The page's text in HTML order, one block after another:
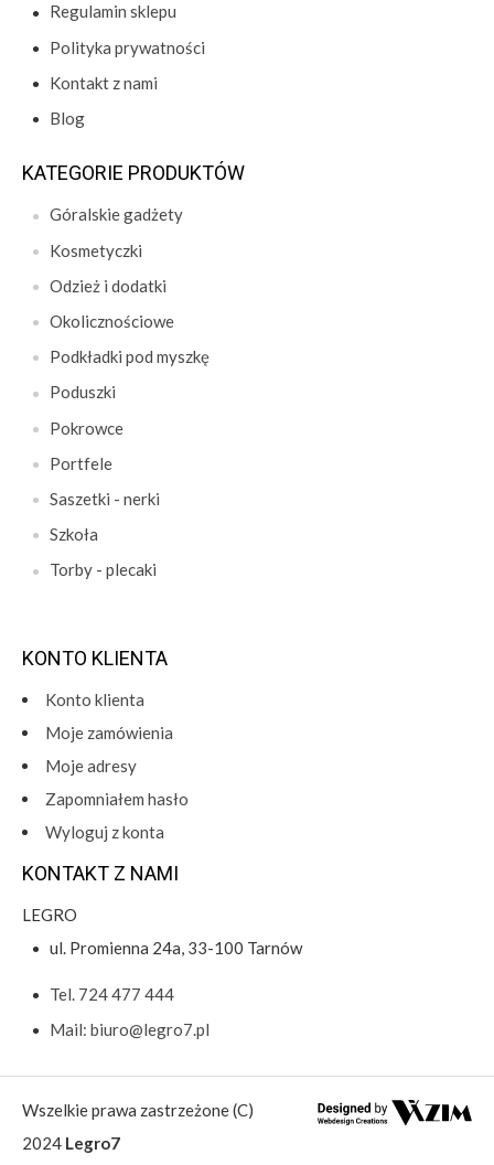
Regulamin sklepu
Polityka prywatności
Kontakt z nami
Blog
KATEGORIE PRODUKTÓW
Góralskie gadżety
Kosmetyczki
Odzież i dodatki
Okolicznościowe
Podkładki pod myszkę
Poduszki
Pokrowce
Portfele
Saszetki - nerki
Szkoła
Torby - plecaki
KONTO KLIENTA
Konto klienta
Moje zamówienia
Moje adresy
Zapomniałem hasło
Wyloguj z konta
KONTAKT Z NAMI
LEGRO
ul. Promienna 24a, 33-100 Tarnów
Tel. 724 477 444
Mail: biuro@legro7.pl
Wszelkie prawa zastrzeżone (C)
2024 Legro7